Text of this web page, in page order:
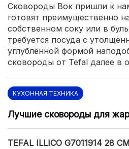
Сковороды Вок пришли к
готовят преимущественно
собственном соку или в
требуется посуда с
углублённой формой
сковороды от Tefal далее в
КУХОННАЯ ТЕХНИКА
Лучшие сковороды для
TEFAL ILLICO G7011914 28 СМ